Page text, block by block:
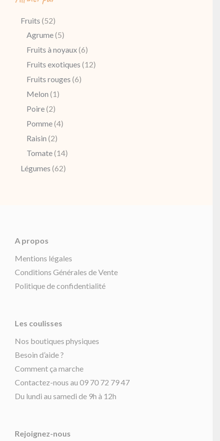
Fruits (52)
Agrume(5)
Fruits à noyaux(6)
Fruits exotiques (12)
Fruits rouges (6)
Melon (1)
Poire(2)
Pomme(4)
Raisin (2)
Tomate(14)
Légumes (62)
A propos
Mentions légales
Conditions Générales de Vente
Politique de confidentialité
Les coulisses
Nos boutiques physiques
Besoin d’aide ?
Comment ça marche
Contactez-nous au 09 70 72 79 47
Du lundi au samedi de 9h à 12h
Rejoignez-nous